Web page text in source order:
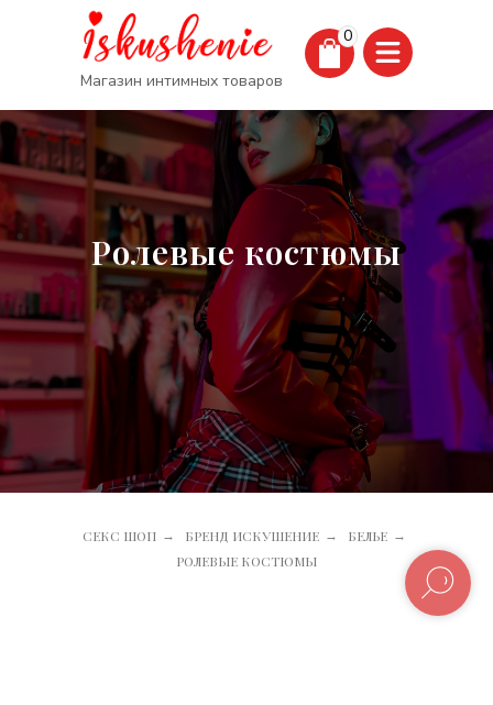
Магазин интимных товаров
0
Ролевые костюмы
СЕКС ШОП → БРЕНД ИСКУШЕНИЕ → БЕЛЬЕ →
РОЛЕВЫЕ КОСТЮМЫ